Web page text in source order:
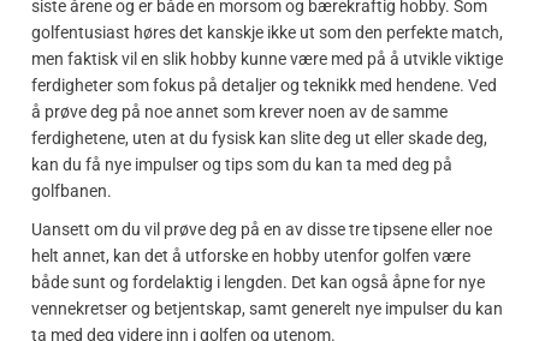
siste årene og er både en morsom og bærekraftig hobby. Som
golfentusiast høres det kanskje ikke ut som den perfekte match,
men faktisk vil en slik hobby kunne være med på å utvikle viktige
ferdigheter som fokus på detaljer og teknikk med hendene. Ved
å prøve deg på noe annet som krever noen av de samme
ferdighetene, uten at du fysisk kan slite deg ut eller skade deg,
kan du få nye impulser og tips som du kan ta med deg på
golfbanen.
Uansett om du vil prøve deg på en av disse tre tipsene eller noe
helt annet, kan det å utforske en hobby utenfor golfen være
både sunt og fordelaktig i lengden. Det kan også åpne for nye
vennekretser og betjentskap, samt generelt nye impulser du kan
ta med deg videre inn i golfen og utenom.